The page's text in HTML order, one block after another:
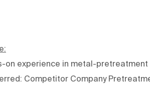
on experience in metal-pretreatment
Competitor Company